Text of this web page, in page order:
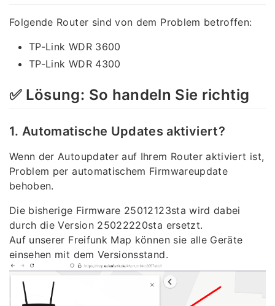
Folgende Router sind von dem Problem betroffen:
TP-Link WDR 3600
TP-Link WDR 4300
✅ Lösung: So handeln Sie richtig
1. Automatische Updates aktiviert?
Wenn der Autoupdater auf Ihrem Router aktiviert ist,
Problem per automatischem Firmwareupdate
behoben.
Die bisherige Firmware 25012123sta wird dabei
durch die Version 25022220sta ersetzt.
Auf unserer Freifunk Map können sie alle Geräte
einsehen mit dem Versionsstand.